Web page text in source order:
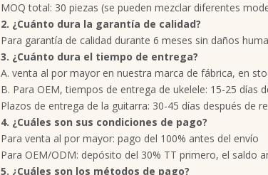
MOQ total: 30 piezas (se pueden mezclar diferentes
2. ¿Cuánto dura la garantía de calidad?
Para garantía de calidad durante 6 meses sin daños
3. ¿Cuánto dura el tiempo de entrega?
A. venta al por mayor en nuestra marca de fábrica, en
B. Para OEM, tiempos de entrega de ukelele: 15-25 días
Plazos de entrega de la guitarra: 30-45 días después de
4. ¿Cuáles son sus condiciones de pago?
Para venta al por mayor: pago del 100% antes del envío
Para OEM/ODM: depósito del 30% TT primero, el saldo
5. ¿Cuáles son los métodos de pago?